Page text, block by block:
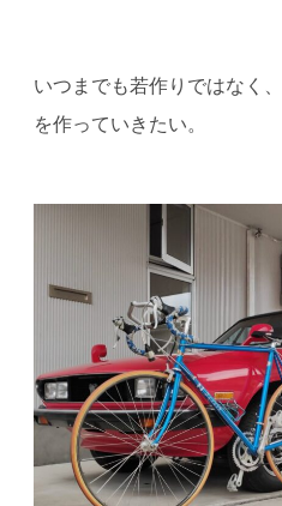
いつまでも若作りではなく
を作っていきたい。